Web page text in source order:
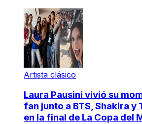
Artista clásico
Laura Pausini vivió su
fan junto a BTS, Shakira y
en la final de La Copa del